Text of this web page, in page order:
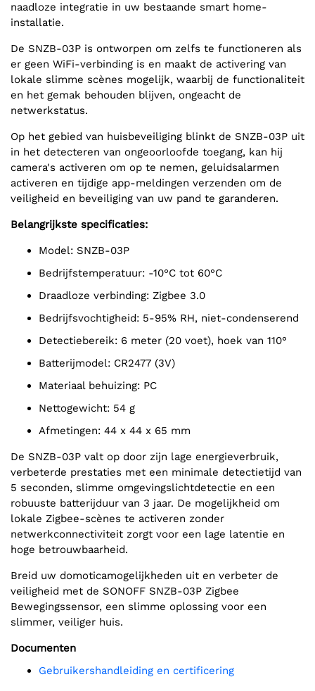
naadloze integratie in uw bestaande smart home-
installatie.
De SNZB-03P is ontworpen om zelfs te functioneren als
er geen WiFi-verbinding is en maakt de activering van
lokale slimme scènes mogelijk, waarbij de functionaliteit
en het gemak behouden blijven, ongeacht de
netwerkstatus.
Op het gebied van huisbeveiliging blinkt de SNZB-03P uit
in het detecteren van ongeoorloofde toegang, kan hij
camera's activeren om op te nemen, geluidsalarmen
activeren en tijdige app-meldingen verzenden om de
veiligheid en beveiliging van uw pand te garanderen.
Belangrijkste specificaties:
Model: SNZB-03P
Bedrijfstemperatuur: -10°C tot 60°C
Draadloze verbinding: Zigbee 3.0
Bedrijfsvochtigheid: 5-95% RH, niet-condenserend
Detectiebereik: 6 meter (20 voet), hoek van 110°
Batterijmodel: CR2477 (3V)
Materiaal behuizing: PC
Nettogewicht: 54 g
Afmetingen: 44 x 44 x 65 mm
De SNZB-03P valt op door zijn lage energieverbruik,
verbeterde prestaties met een minimale detectietijd van
5 seconden, slimme omgevingslichtdetectie en een
robuuste batterijduur van 3 jaar. De mogelijkheid om
lokale Zigbee-scènes te activeren zonder
netwerkconnectiviteit zorgt voor een lage latentie en
hoge betrouwbaarheid.
Breid uw domoticamogelijkheden uit en verbeter de
veiligheid met de SONOFF SNZB-03P Zigbee
Bewegingssensor, een slimme oplossing voor een
slimmer, veiliger huis.
Documenten
Gebruikershandleiding en certificering